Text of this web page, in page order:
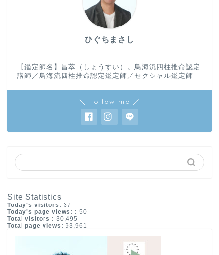
ひぐちまさし
【鑑定師名】昌萃（しょうすい）。鳥海流四柱推命認定
講師／鳥海流四柱推命認定鑑定師／セクシャル鑑定師
＼ Follow me ／
Site Statistics
Today's visitors: 37
Today's page views: : 50
Total visitors : 30,495
Total page views: 93,961